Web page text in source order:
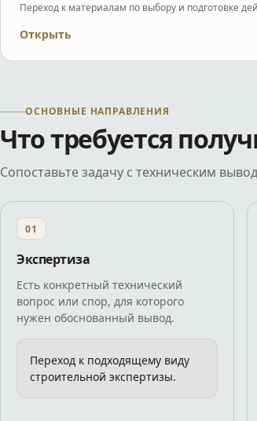
Переход к материалам по выбору и подготовке
Открыть
ОСНОВНЫЕ НАПРАВЛЕНИЯ
Что требуется
Сопоставьте задачу с техническим
01
Экспертиза
Есть конкретный технический
вопрос или спор, для которого
нужен обоснованный вывод.
Переход к подходящему виду
строительной экспертизы.